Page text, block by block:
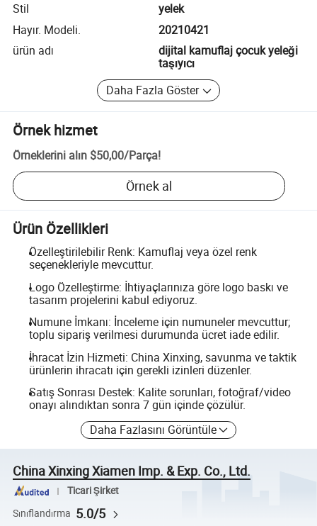
Stil
yelek
Hayır. Modeli.
20210421
ürün adı
dijital kamuflaj çocuk yeleği
taşıyıcı
Daha Fazla Göster
Örnek hizmet
Örneklerini alın $50,00/Parça!
Örnek al
Ürün Özellikleri
Özelleştirilebilir Renk: Kamuflaj veya özel renk
seçenekleriyle mevcuttur.
Logo Özelleştirme: İhtiyaçlarınıza göre logo baskı ve
tasarım projelerini kabul ediyoruz.
Numune İmkanı: İnceleme için numuneler mevcuttur;
toplu sipariş verilmesi durumunda ücret iade edilir.
İhracat İzin Hizmeti: China Xinxing, savunma ve taktik
ürünlerin ihracatı için gerekli izinleri düzenler.
Satış Sonrası Destek: Kalite sorunları, fotoğraf/video
onayı alındıktan sonra 7 gün içinde çözülür.
Daha Fazlasını Görüntüle
China Xinxing Xiamen Imp. & Exp. Co., Ltd.
Ticari Şirket
Sınıflandırma 5.0/5